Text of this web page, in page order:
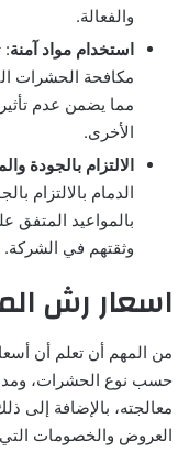
والفعالة.
استخدام مواد آمنة:
مكافحة الحشرات
مما يضمن عدم
الأخرى.
الالتزام بالجودة
الدمام بالالتزام
بالمواعيد المتفق
وثقتهم في الشركة.
اسعار رش
من المهم أن تعلم أن
حسب نوع الحشرات،
معالجته، بالإضافة
العروض والخصومات